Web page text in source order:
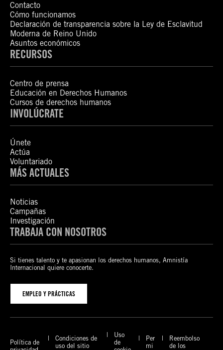
Contacto
Cómo funcionamos
Declaración de transparencia sobre la Ley de Esclavitud
Moderna de Reino Unido
Asuntos económicos
RECURSOS
Centro de prensa
Educación en Derechos Humanos
Cursos de derechos humanos
INVOLÚCRATE
Únete
Actúa
Voluntariado
MÁS ACTUALES
Noticias
Campañas
Investigación
TRABAJA CON NOSOTROS
Si tienes talento y te apasionan los derechos humanos, Amnistía
Internacional quiere conocerte.
EMPLEO Y PRÁCTICAS
Política de
Condiciones de
uso del sitio
Uso
de
Per
mi
Reembolso
de los